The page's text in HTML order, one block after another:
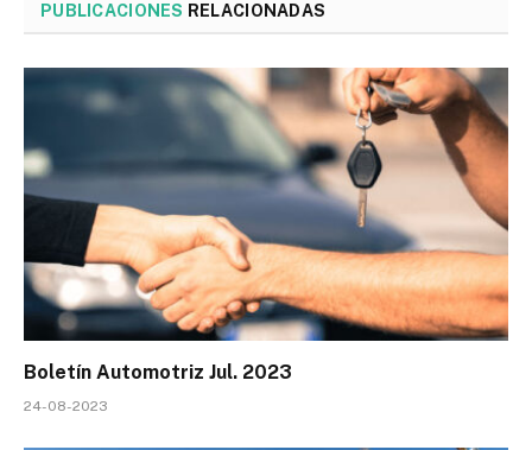
PUBLICACIONES RELACIONADAS
Boletín Automotriz Jul. 2023
24-08-2023